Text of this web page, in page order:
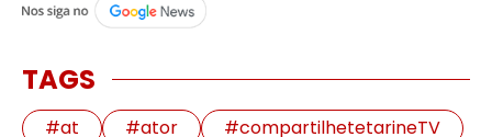
TAGS
#at #ator
#compartilhetetarineTV